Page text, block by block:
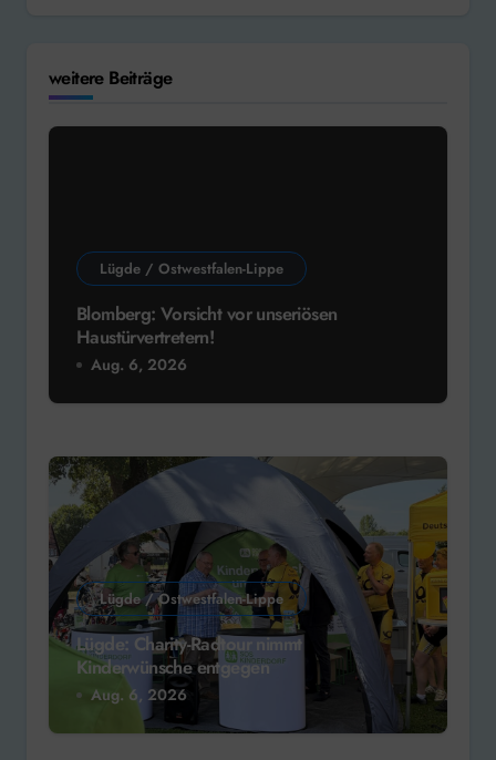
weitere Beiträge
Lügde / Ostwestfalen-Lippe
Blomberg: Vorsicht vor unseriösen
Haustürvertretern!
Aug. 6, 2026
Lügde / Ostwestfalen-Lippe
Lügde: Charity-Radtour nimmt
Kinderwünsche entgegen
Aug. 6, 2026